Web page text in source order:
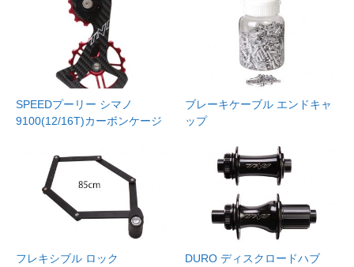
SPEEDプーリー シマノ
9100(12/16T)カーボンケージ
ブレーキケーブル エンドキャ
ップ
フレキシブル ロック DURO ディスクロードハブ